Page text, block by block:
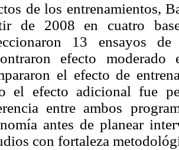
de los entrenamientos,
de 2008 en cuatro
13 ensayos
efecto
el efecto de
el efecto adicional fue
entre ambos
antes de planear
con fortaleza